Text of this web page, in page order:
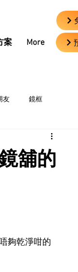
案 More
友 鏡框
舖的
夠乾淨咁的